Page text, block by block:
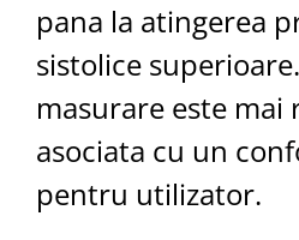
pana la atingerea
sistolice
masurare este mai
asociata cu un
pentru utilizator.